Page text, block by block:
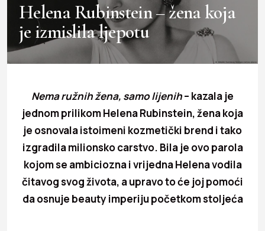
Helena Rubinstein – žena koja
je izmislila ljepotu
Nema ružnih žena, samo lijenih– kazala je
jednom prilikom Helena Rubinstein, žena koja
je osnovala istoimeni kozmetički brend i tako
izgradila milionsko carstvo. Bila je ovo parola
kojom se ambiciozna i vrijedna Helena vodila
čitavog svog života, a upravo to će joj pomoći
da osnuje beauty imperiju početkom stoljeća